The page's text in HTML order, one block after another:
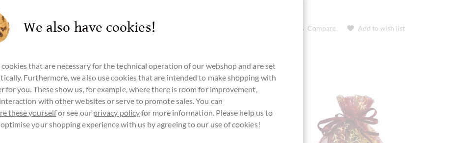
Add to wish list Compare Compare Add to wish list
We also have cookies!
cookies that are necessary for the technical operation of our webshop and are set
Furthermore, we also use cookies that are intended to make shopping with
for you. These show us, for example, where there is room for improvement,
with other websites or serve to promote sales. You can
these yourselfor see our privacy policyfor more information. Please help us to
your shopping experience with us by agreeing to our use of cookies!